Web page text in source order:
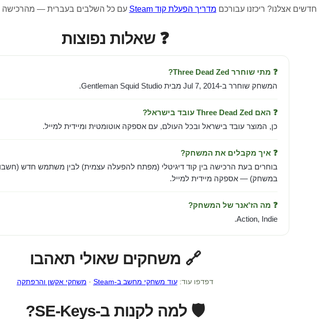
חדשים אצלנו? ריכזנו עבורכם מדריך הפעלת קוד Steam עם כל השלבים בעברית —
❓ שאלות נפוצות
❓ מתי שוחרר Three Dead Zed?
המשחק שוחרר ב-Jul 7, 2014 מבית Gentleman Squid Studio.
❓ האם Three Dead Zed עובד בישראל?
כן, המוצר עובד בישראל ובכל העולם, עם אספקה אוטומטית ומיידית למייל.
❓ איך מקבלים את המשחק?
בוחרים בעת הרכישה בין קוד דיגיטלי (מפתח להפעלה עצמית) לבין משתמש חדש
במשחק) — אספקה מיידית למייל.
❓ מה הז'אנר של המשחק?
Action, Indie.
🔗 משחקים שאולי תאהבו
דפדפו עוד:עוד משחקי מחשב ב-Steam · משחקי אקשן והרפתקה
🛡️ למה לקנות ב-SE-Keys?